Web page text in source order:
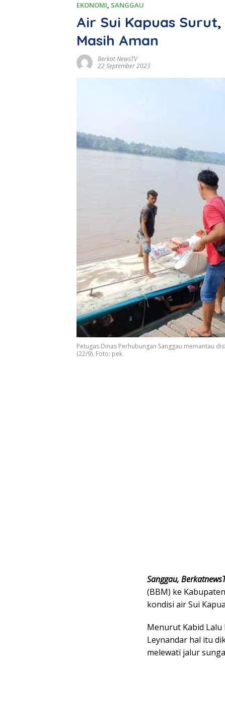
EKONOMI, SANGGAU
Air Sui Kapuas
Masih Aman
Berkat NewsTV
22 September 2023
Petugas Dinas Perhubungan Sanggau memantau
(22/9). Foto: pek
Sanggau,
(BBM) ke
kondisi air Sui
Menurut Kabid
Leynandar hal itu
melewati jalur